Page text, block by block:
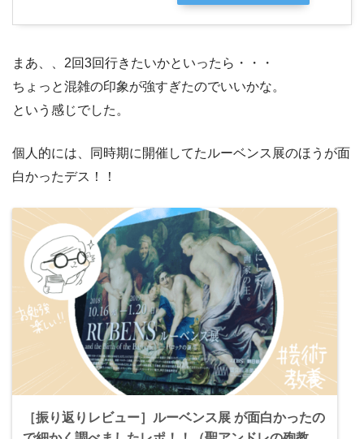
まあ、、2回3回行きたいかといったら・・・
ちょっと混雑の印象が強すぎたのでいいかな。
という感じでした。
個人的には、同時期に開催してたルーベンス展のほうが面
白かったデス！！
［振り返りレビュー］ルーベンス展 が面白かったの